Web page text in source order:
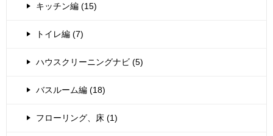
キッチン編 (15)
トイレ編 (7)
ハウスクリーニングナビ (5)
バスルーム編 (18)
フローリング、床 (1)